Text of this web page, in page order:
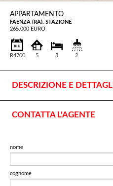
APPARTAMENTO
FAENZA (RA), STAZIONE
265.000 EURO
R4700 5 3 2
DESCRIZIONE E DETTAGLI
CONTATTA L'AGENTE
nome
cognome